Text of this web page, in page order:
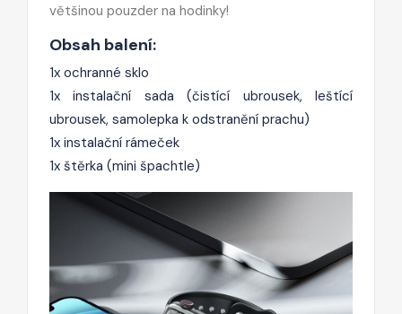
většinou pouzder na hodinky!
Obsah balení:
1x ochranné sklo
1x instalační sada (čistící ubrousek, leštící
ubrousek, samolepka k odstranění prachu)
1x instalační rámeček
1x štěrka (mini špachtle)